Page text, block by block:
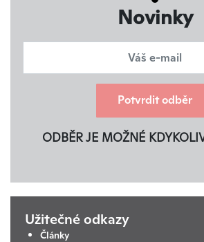
Novinky
Potvrdit odběr
ODBĚR JE MOŽNÉ
Užitečné odkazy
Články